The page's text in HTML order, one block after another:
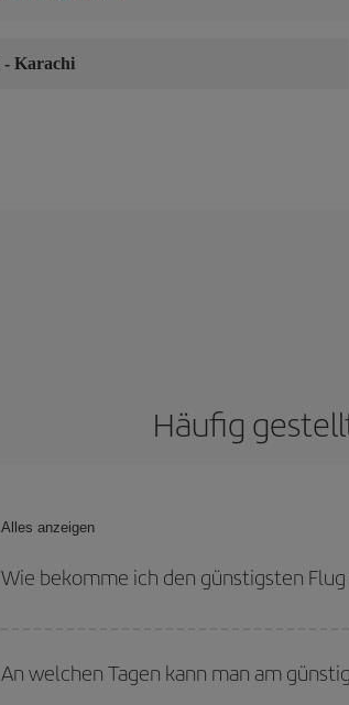
- Karachi
Häufig
Alles anzeigen
Wie bekomme ich den günstigsten Flug
flexibel sein können. Auch wenn Sie sich noch nicht
werden sicher den günstigsten Flug finden.
An welchen Tagen kann man am